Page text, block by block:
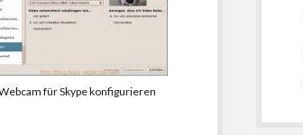
für Skype konfigurieren